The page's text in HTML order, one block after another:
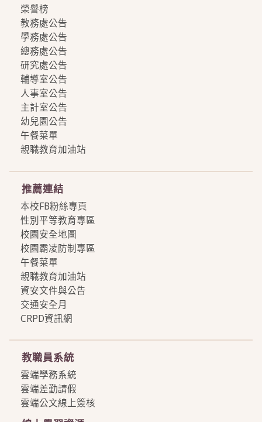
榮譽榜
教務處公告
學務處公告
總務處公告
研究處公告
輔導室公告
人事室公告
主計室公告
幼兒園公告
午餐菜單
親職教育加油站
推薦連結
本校FB粉絲專頁
性別平等教育專區
校園安全地圖
校園霸凌防制專區
午餐菜單
親職教育加油站
資安文件與公告
交通安全月
CRPD資訊網
教職員系統
雲端學務系統
雲端差勤請假
雲端公文線上簽核